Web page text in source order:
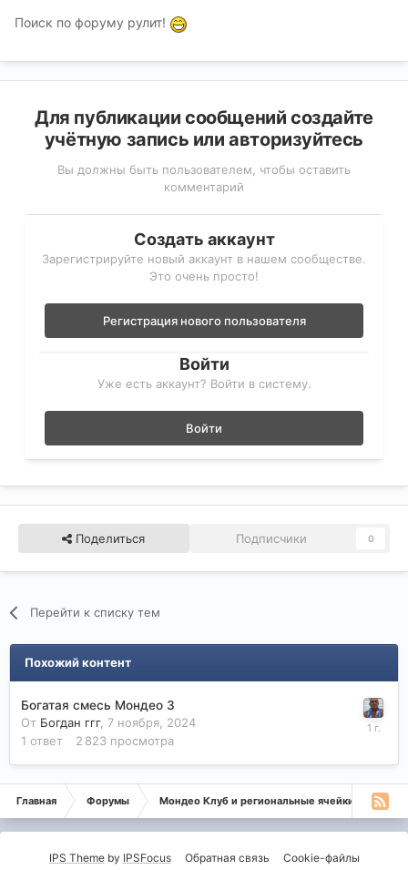
Поиск по форуму рулит!
Для публикации сообщений создайте
учётную запись или авторизуйтесь
Вы должны быть пользователем, чтобы оставить
комментарий
Создать аккаунт
Зарегистрируйте новый аккаунт в нашем сообществе.
Это очень просто!
Регистрация нового пользователя
Войти
Уже есть аккаунт? Войти в систему.
Войти
Поделиться Подписчики 0
Перейти к списку тем
Похожий контент
Богатая смесь Мондео 3
От Богдан ггг, 7 ноября, 2024
1 ответ 2 823 просмотра
Главная Форумы Мондео Клуб и региональные ячейки
IPS Themeby IPSFocus Обратная связь
Cookie-файлы